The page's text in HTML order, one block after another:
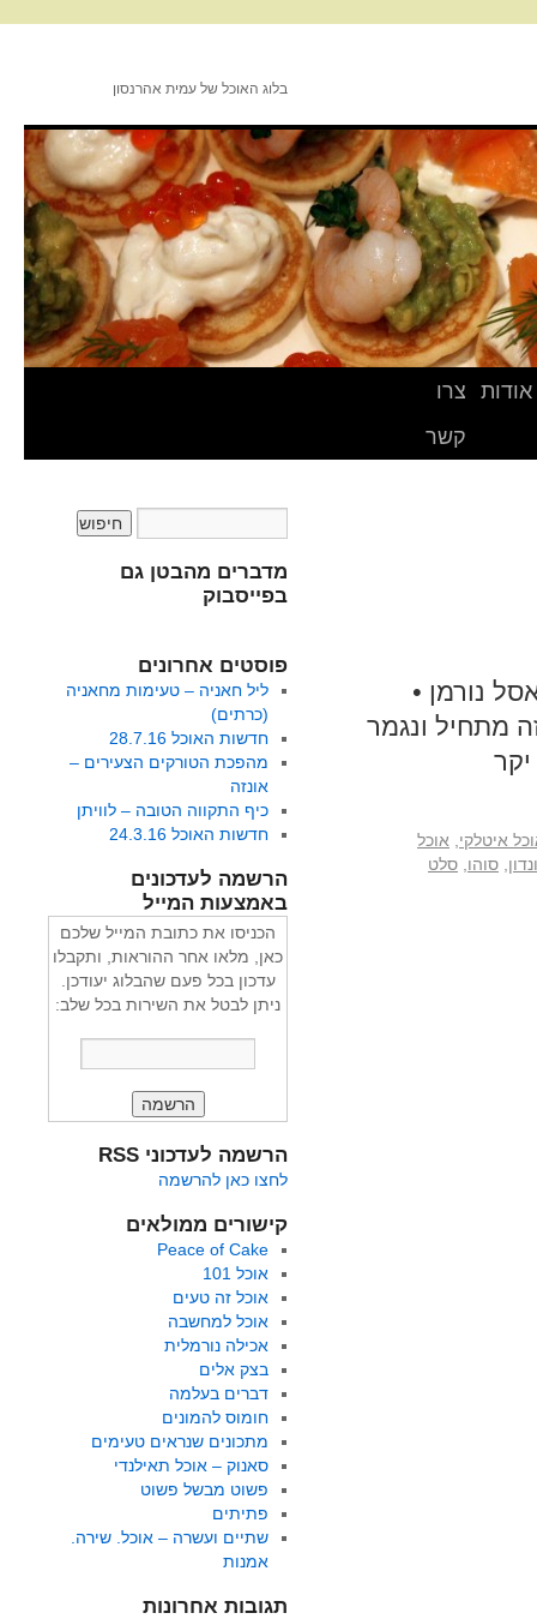
בלוג האוכל של עמית אהרנסון
אודות
צרו
קשר
נורמן •
מתחיל ונגמר
איטלקי
אוכל
סוהו סלט
מדברים מהבטן גם
בפייסבוק
פוסטים אחרונים
ליל חאניה – טעימות מחאניה
(כרתים)
חדשות האוכל 28.7.16
מהפכת הטורקים הצעירים –
אונזה
כיף התקווה הטובה – לוויתן
חדשות האוכל 24.3.16
הרשמה לעדכונים
באמצעות המייל
הכניסו את כתובת המייל שלכם
כאן, מלאו אחר ההוראות, ותקבלו
עדכון בכל פעם שהבלוג יעודכן.
ניתן לבטל את השירות בכל שלב:
הרשמה לעדכוני RSS
לחצו כאן להרשמה
קישורים ממולאים
Peace of Cake
אוכל 101
אוכל זה טעים
אוכל למחשבה
אכילה נורמלית
בצק אלים
דברים בעלמה
חומוס להמונים
מתכונים שנראים טעימים
סאנוק – אוכל תאילנדי
פשוט מבשל פשוט
פתיתים
שתיים ועשרה – אוכל. שירה.
אמנות
תגובות אחרונות